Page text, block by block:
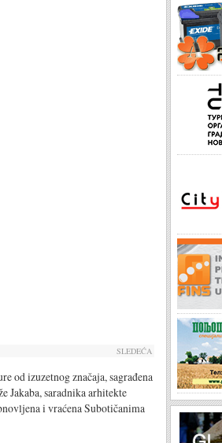
SLEDEĆA
od izuzetnog značaja, sagrađena
Jakaba, saradnika arhitekte
i vraćena Subotičanima